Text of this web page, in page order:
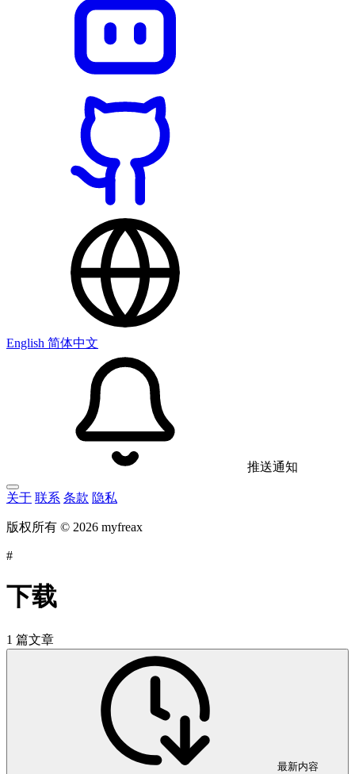
English 简体中文
推送通知
关于 联系 条款 隐私
版权所有 © 2026 myfreax
#
下载
1 篇文章
最新内容